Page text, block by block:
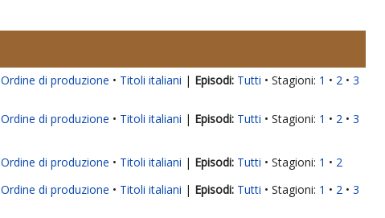
Ordine di produzione Titoli italiani | Tutti Stagioni: 1 2
3
Ordine di produzione Titoli italiani | Tutti Stagioni: 1 2
3
Ordine di produzione Titoli italiani | Tutti Stagioni: 1
2
Ordine di produzione Titoli italiani | Tutti Stagioni: 1 2
3